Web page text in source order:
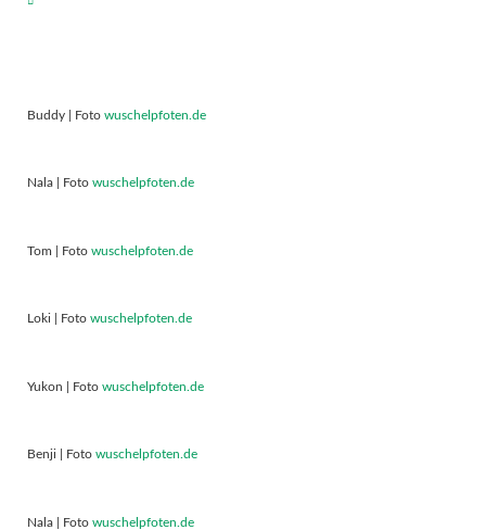
Buddy | Foto wuschelpfoten.de
Nala | Foto wuschelpfoten.de
Tom | Foto wuschelpfoten.de
Loki | Foto wuschelpfoten.de
Yukon | Foto wuschelpfoten.de
Benji | Foto wuschelpfoten.de
Nala | Foto wuschelpfoten.de